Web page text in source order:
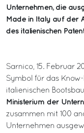
Unternehmen, die
Made in Italy auf der
des italienischen
Sarnico, 15. Februar
Symbol für das
italienischen
Ministerium der
zusammen mit 100
Unternehmen